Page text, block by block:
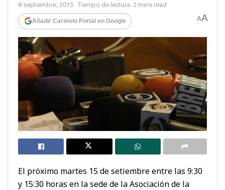
8 septiembre, 2015 Tiempo de lectura: 2 mins read
Añadir Carmelo Portal en Google AA
El próximo martes 15 de setiembre entre las 9:30
y 15:30 horas en la sede de la Asociación de la